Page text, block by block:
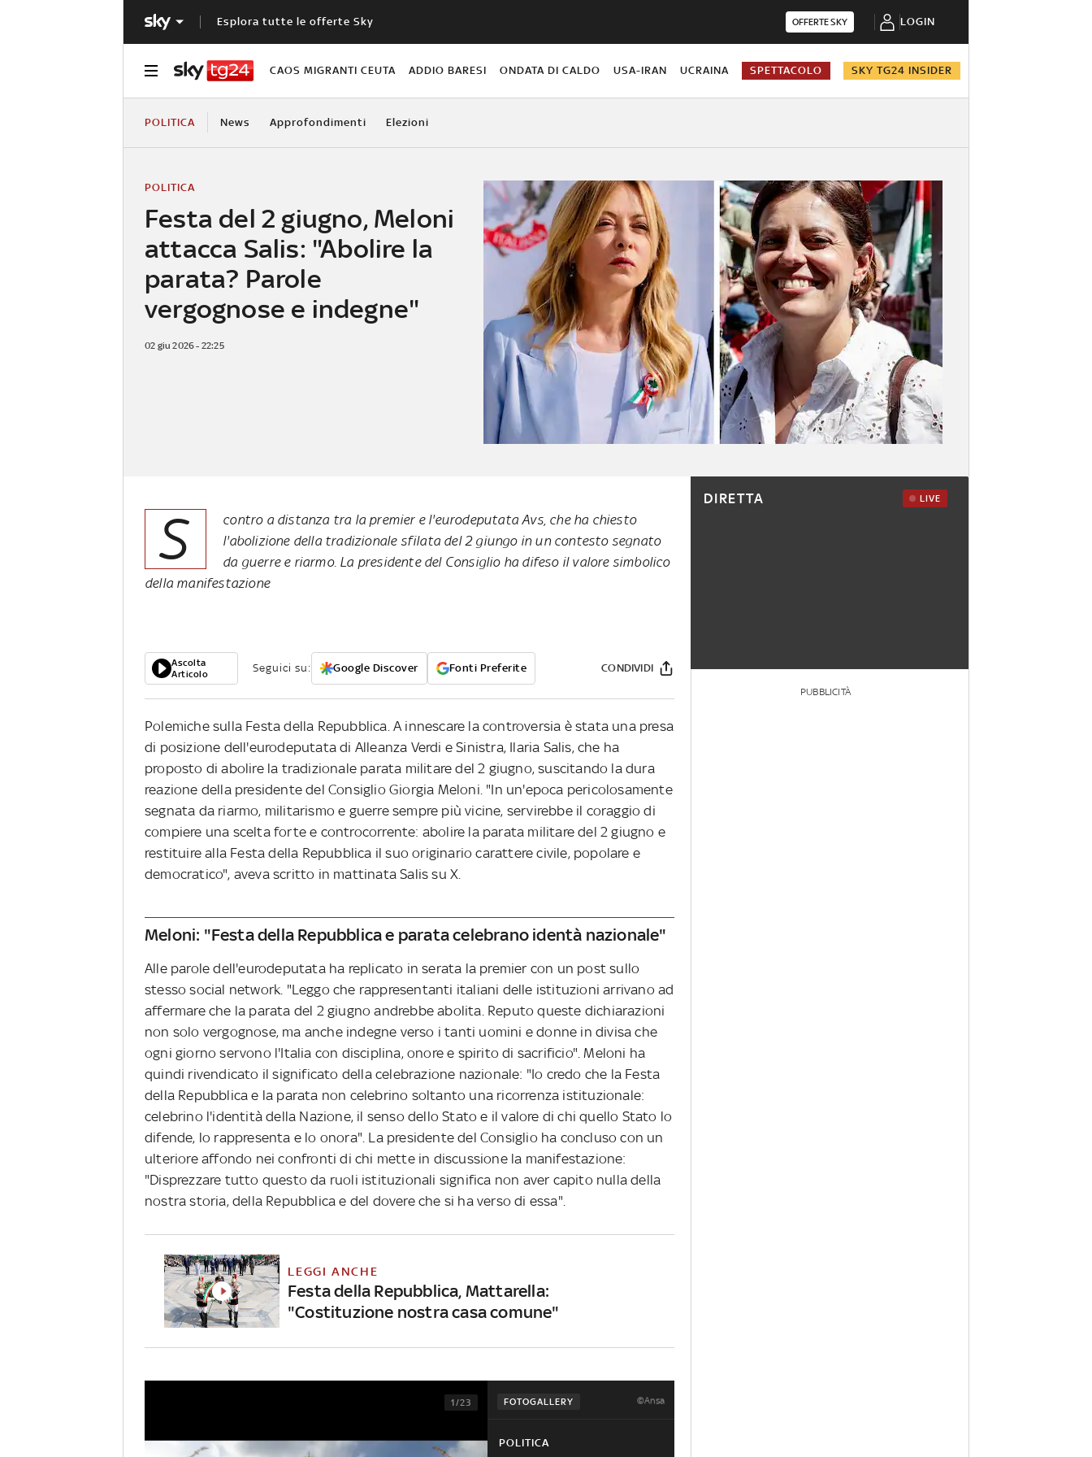
Esplora tutte le offerte Sky OFFERTE SKY LOGIN
CAOS MIGRANTI CEUTA ADDIO BARESI ONDATA DI CALDO USA-IRAN UCRAINA SPETTACOLO SKY TG24 INSIDER
POLITICA News Approfondimenti Elezioni
Festa del 2 giugno, Meloni
attacca Salis: "Abolire la
parata? Parole
vergognose e indegne"
POLITICA
02 giu 2026 - 22:25
S
contro a distanza tra la premier e l'eurodeputata Avs, che ha chiesto
l'abolizione della tradizionale sfilata del 2 giungo in un contesto segnato
da guerre e riarmo. La presidente del Consiglio ha difeso il valore simbolico
della manifestazione
Ascolta
Articolo
Seguici su: Google Discover Fonti Preferite CONDIVIDI
Polemiche sulla Festa della Repubblica. A innescare la controversia è stata una presa
di posizione dell'eurodeputata di Alleanza Verdi e Sinistra, Ilaria Salis, che ha
proposto di abolire la tradizionale parata militare del 2 giugno, suscitando la dura
reazione della presidente del Consiglio Giorgia Meloni. "In un'epoca pericolosamente
segnata da riarmo, militarismo e guerre sempre più vicine, servirebbe il coraggio di
compiere una scelta forte e controcorrente: abolire la parata militare del 2 giugno e
restituire alla Festa della Repubblica il suo originario carattere civile, popolare e
democratico", aveva scritto in mattinata Salis su X.
Meloni: "Festa della Repubblica e parata celebrano identà nazionale"
Alle parole dell'eurodeputata ha replicato in serata la premier con un post sullo
stesso social network. "Leggo che rappresentanti italiani delle istituzioni arrivano ad
affermare che la parata del 2 giugno andrebbe abolita. Reputo queste dichiarazioni
non solo vergognose, ma anche indegne verso i tanti uomini e donne in divisa che
ogni giorno servono l'Italia con disciplina, onore e spirito di sacrificio". Meloni ha
quindi rivendicato il significato della celebrazione nazionale: "Io credo che la Festa
della Repubblica e la parata non celebrino soltanto una ricorrenza istituzionale:
celebrino l'identità della Nazione, il senso dello Stato e il valore di chi quello Stato lo
difende, lo rappresenta e lo onora". La presidente del Consiglio ha concluso con un
ulteriore affondo nei confronti di chi mette in discussione la manifestazione:
"Disprezzare tutto questo da ruoli istituzionali significa non aver capito nulla della
nostra storia, della Repubblica e del dovere che si ha verso di essa".
LEGGI ANCHE
Festa della Repubblica, Mattarella:
"Costituzione nostra casa comune"
FOTOGALLERY ©Ansa
1/23
POLITICA
DIRETTA LIVE
PUBBLICITÀ